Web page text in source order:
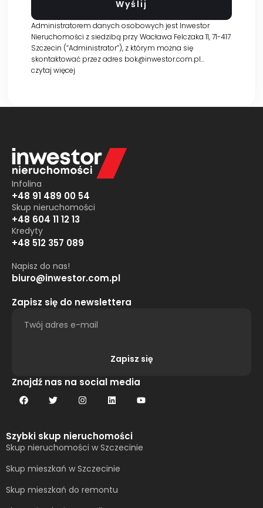
Administratorem danych osobowych jest Inwestor
Nieruchomości z siedzibą przy Wacława Felczaka 11, 71-417
Szczecin (“Administrator”), z którym można się
skontaktować przez adres bok@inwestor.com.pl…
czytaj więcej
Infolina
+48 91 489 00 54
Skup nieruchomości
+48 604 11 12 13
Kredyty
+48 512 357 089
Napisz do nas!
biuro@inwestor.com.pl
Zapisz się do newslettera
Zapisz się
Alternative:
Znajdź nas na social media
Szybki skup nieruchomości
Skup nieruchomości w Szczecinie
Skup mieszkań w Szczecinie
Skup mieszkań do remontu